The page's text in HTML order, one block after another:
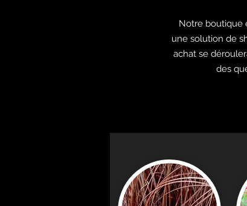
Notre boutique
une solution de
achat se
des